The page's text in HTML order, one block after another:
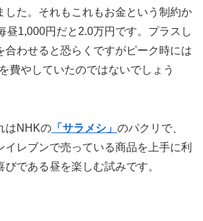
した。それもこれもお金という制約か
昼1,000円だと2.0万円です。プラスし
合わせると恐らくですがピーク時には
費やしていたのではないでしょう
はNHKの 「サラメシ」 のパクリで、
イレブンで売っている商品を上手に利
である昼を楽しむ試みです。